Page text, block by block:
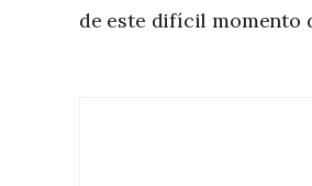
de este difícil momento